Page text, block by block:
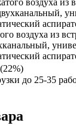
воздуха из
до 25-35